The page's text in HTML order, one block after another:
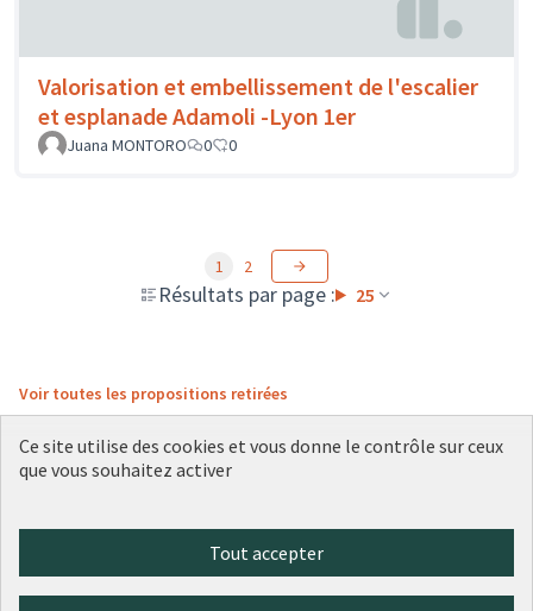
Valorisation et embellissement de l'escalier
et esplanade Adamoli -Lyon 1er
Juana MONTORO 0 0
Résultats par page : 25
1 2
Voir toutes les propositions retirées
(Lien externe)
(Lien externe)
(Lien externe)
(Lien externe)
(Lien externe)
Ce site utilise des cookies et vous donne le contrôle sur ceux
que vous souhaitez activer
Tout accepter